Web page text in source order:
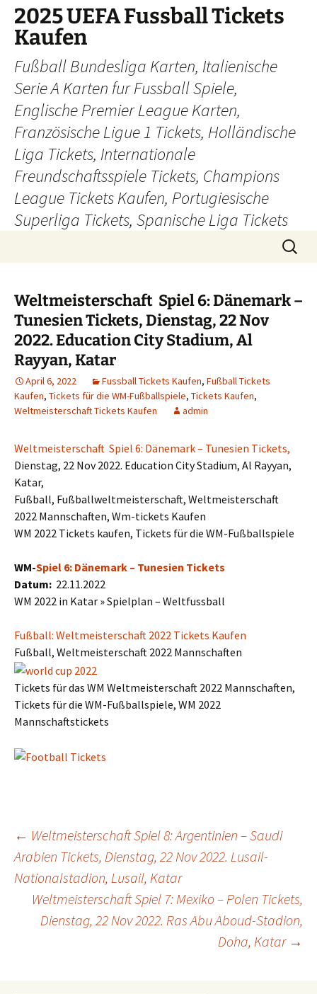
Skip
content
2025 UEFA Fussball Tickets
Kaufen
Fußball Bundesliga Karten, Italienische
Serie A Karten fur Fussball Spiele,
Englische Premier League Karten,
Französische Ligue 1 Tickets, Holländische
Liga Tickets, Internationale
Freundschaftsspiele Tickets, Champions
League Tickets Kaufen, Portugiesische
Superliga Tickets, Spanische Liga Tickets
Search
for:
Weltmeisterschaft Spiel 6: Dänemark –
Tunesien Tickets, Dienstag, 22 Nov
2022. Education City Stadium, Al
Rayyan, Katar
April 6, 2022 Fussball Tickets Kaufen, Fußball Tickets
Kaufen, Tickets für die WM-Fußballspiele, Tickets Kaufen,
Weltmeisterschaft Tickets Kaufen
admin
Weltmeisterschaft Spiel 6: Dänemark – Tunesien Tickets,
Dienstag, 22 Nov 2022. Education City Stadium, Al Rayyan,
Katar,
Fußball, Fußballweltmeisterschaft, Weltmeisterschaft
2022 Mannschaften, Wm-tickets Kaufen
WM 2022 Tickets kaufen, Tickets für die WM-Fußballspiele
WM-Spiel 6: Dänemark – Tunesien Tickets
Datum: 22.11.2022
WM 2022 in Katar » Spielplan – Weltfussball
Fußball: Weltmeisterschaft 2022 Tickets Kaufen
Fußball, Weltmeisterschaft 2022 Mannschaften
Tickets für das WM Weltmeisterschaft 2022 Mannschaften,
Tickets für die WM-Fußballspiele, WM 2022
Mannschaftstickets
Post
navigation
← Weltmeisterschaft Spiel 8: Argentinien – Saudi
Arabien Tickets, Dienstag, 22 Nov 2022. Lusail-
Nationalstadion, Lusail, Katar
Weltmeisterschaft Spiel 7: Mexiko – Polen Tickets,
Dienstag, 22 Nov 2022. Ras Abu Aboud-Stadion,
Doha, Katar →